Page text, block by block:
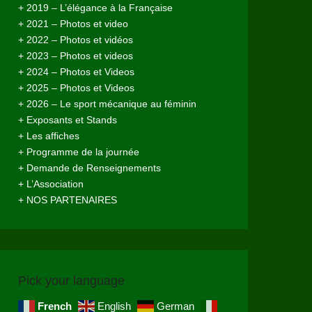
+ 2019 – L’élégance à la Française
+ 2021 – Photos et video
+ 2022 – Photos et vidéos
+ 2023 – Photos et videos
+ 2024 – Photos et Videos
+ 2025 – Photos et Videos
+ 2026 – Le sport mécanique au féminin
+ Exposants et Stands
+ Les affiches
+ Programme de la journée
+ Demande de Renseignements
+ L’Association
+ NOS PARTENAIRES
Pick your language
French English German